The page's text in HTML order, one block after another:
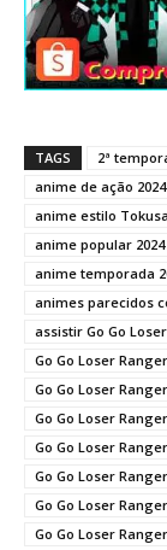
TAGS 2ª
anime de ação 2024
anime estilo
anime popular 2024
anime temporada
animes parecidos
assistir Go Go
Go Go Loser Ranger
Go Go Loser
Go Go Loser
Go Go Loser
Go Go Loser
Go Go Loser
Go Go Loser